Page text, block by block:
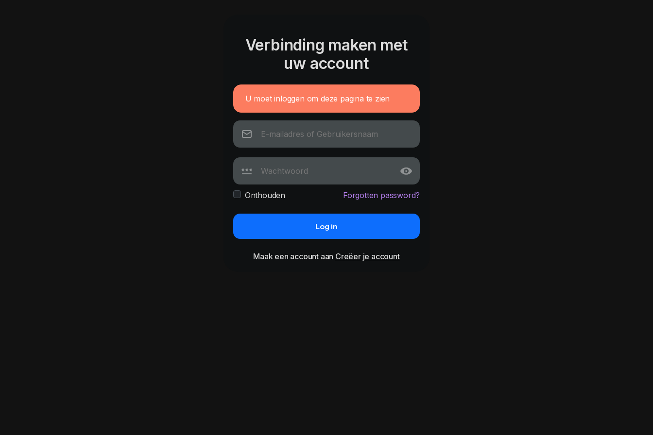
Verbinding maken met
uw account
U moet inloggen om deze pagina te zien
Onthouden Forgotten password?
Log in
Maak een account aan Creëer je account